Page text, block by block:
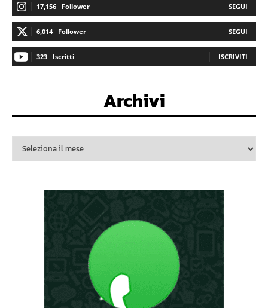
17,156 Follower SEGUI
6,014 Follower SEGUI
323 Iscritti ISCRIVITI
Archivi